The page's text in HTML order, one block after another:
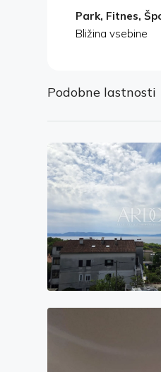
Park, Fitnes,
Bližina vsebine
Podobne lastnosti